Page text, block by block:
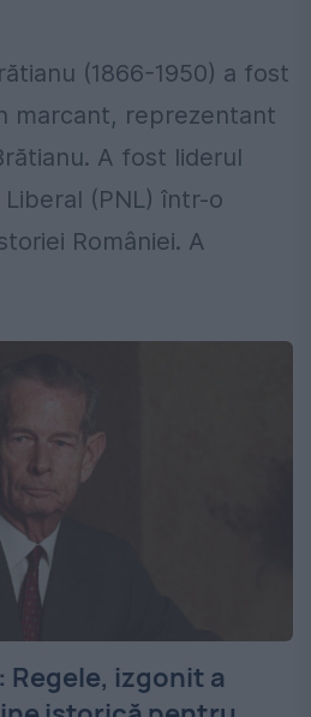
(1866-1950) a fost
marcant, reprezentant
A fost liderul
(PNL) într-o
României. A
Regele, izgonit a